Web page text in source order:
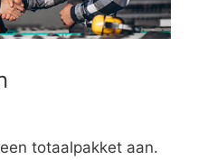
totaalpakket aan.